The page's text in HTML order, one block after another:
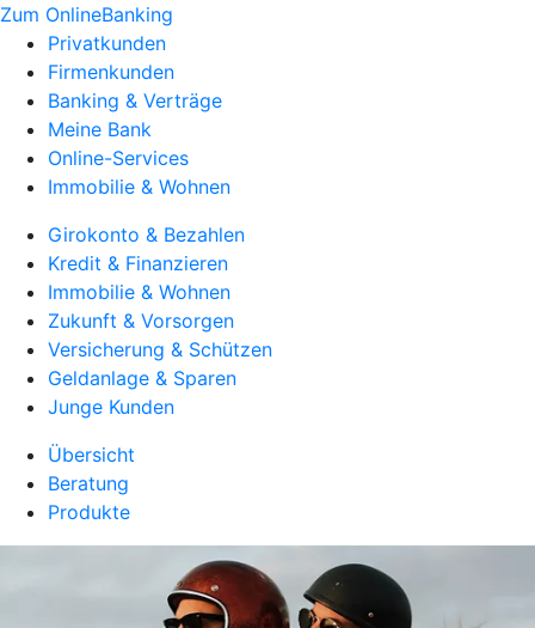
Zum OnlineBanking
Privatkunden
Firmenkunden
Banking & Verträge
Meine Bank
Online-Services
Immobilie & Wohnen
Girokonto & Bezahlen
Kredit & Finanzieren
Immobilie & Wohnen
Zukunft & Vorsorgen
Versicherung & Schützen
Geldanlage & Sparen
Junge Kunden
Übersicht
Beratung
Produkte